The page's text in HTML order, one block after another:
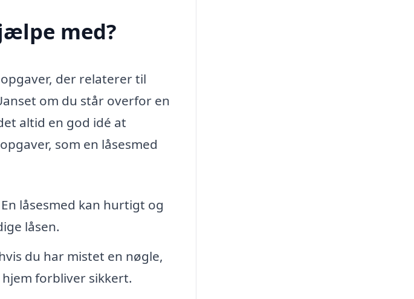
med?
der relaterer til
om du står overfor en
altid en god idé at
som en låsesmed
låsesmed kan hurtigt og
låsen.
du har mistet en nøgle,
forbliver sikkert.